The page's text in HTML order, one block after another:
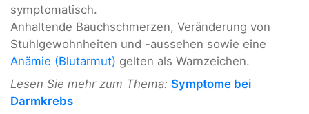
symptomatisch.
Anhaltende Bauchschmerzen, Veränderung von
Stuhlgewohnheiten und -aussehen sowie eine
Anämie (Blutarmut) gelten als Warnzeichen.
Lesen Sie mehr zum Thema: Symptome bei
Darmkrebs